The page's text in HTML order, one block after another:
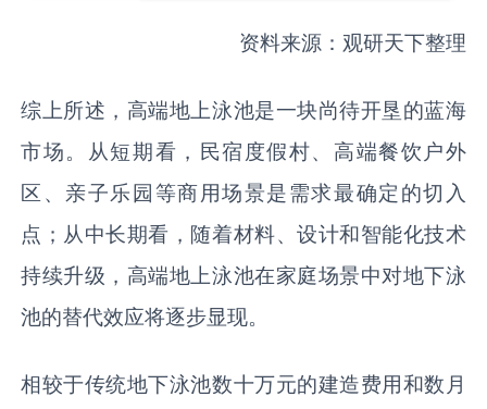
资料来源：观研天下整理
综上所述，高端地上泳池是一块尚待开垦的蓝海
市场。从短期看，民宿度假村、高端餐饮户外
区、亲子乐园等商用场景是需求最确定的切入
点；从中长期看，随着材料、设计和智能化技术
持续升级，高端地上泳池在家庭场景中对地下泳
池的替代效应将逐步显现。
相较于传统地下泳池数十万元的建造费用和数月